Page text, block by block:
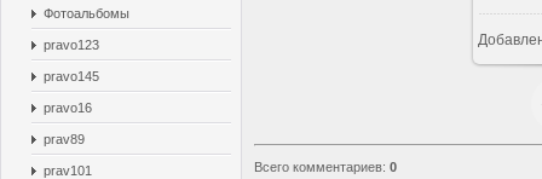
Фотоальбомы
pravo123
pravo145
pravo16
prav89
prav101 Всего комментариев: 0